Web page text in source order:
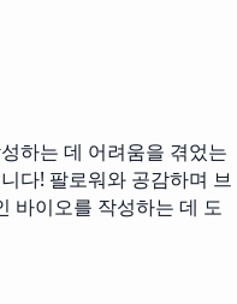
하는 데 어려움을 겪었는
다! 팔로워와 공감하며 브
바이오를 작성하는 데 도